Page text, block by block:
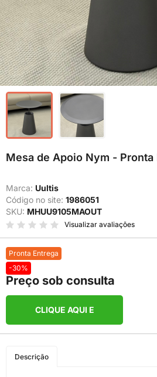
Mesa de Apoio Nym - Pronta
Marca: Uultis
Código no site: 1986051
SKU: MHUU9105MAOUT
Visualizar avaliações
Pronta Entrega
-30%
Preço sob consulta
CLIQUE AQUI E
Descrição